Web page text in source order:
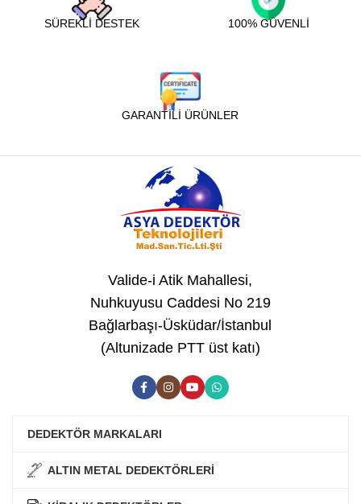
SÜREKLİ DESTEK 100% GÜVENLİ
GARANTİLİ ÜRÜNLER
Valide-i Atik Mahallesi,
Nuhkuyusu Caddesi No 219
Bağlarbaşı-Üsküdar/İstanbul
(Altunizade PTT üst katı)
DEDEKTÖR MARKALARI
ALTIN METAL DEDEKTÖRLERİ